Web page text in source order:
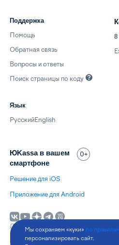
Поддержка
Помощь
Обратная связь
Вопросы и ответы
Поиск страницы по коду
8
Язык
РусскийEnglish
ЮKassa в вашем
смартфоне
0+
Решение для iOS
Приложение для Android
Лицензия Банка России № 3510-К
© 2026 ООО НКО «
ЮМани
Мы сохраняем «куки» по правилам
персонализировать сайт.